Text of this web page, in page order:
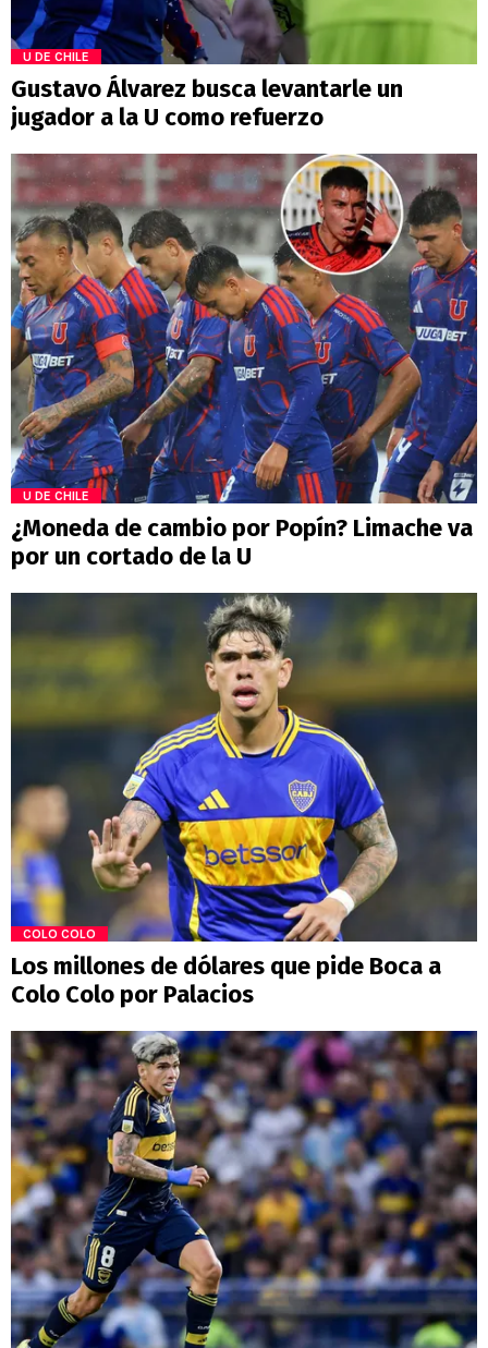
U DE CHILE
Gustavo Álvarez busca levantarle un
jugador a la U como refuerzo
U DE CHILE
¿Moneda de cambio por Popín? Limache va
por un cortado de la U
COLO COLO
Los millones de dólares que pide Boca a
Colo Colo por Palacios